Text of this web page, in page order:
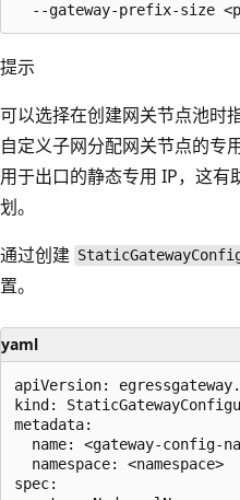
提示
可以选择在创建网关节点池时
自定义子网分配网关节点的专
用于出口的静态专用 IP，这有
划。
通过创建
置。
yaml
apiVersion:
kind:
metadata:
name: <gateway-config-
  namespace: <namespace>
spec: